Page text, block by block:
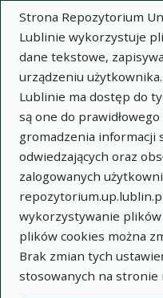
Strona Repozytorium
Lublinie wykorzystuje
dane tekstowe,
urządzeniu
Lublinie ma dostęp do
są one do
gromadzenia informacji
odwiedzających oraz
zalogowanych
wykorzystywanie plików
plików cookies można
Brak zmian tych
stosowanych na
Repozytorium
Przyrodniczego w
Indeksy
Akcje na kolekcjach
Kolekcje
Publikacje
Materiały